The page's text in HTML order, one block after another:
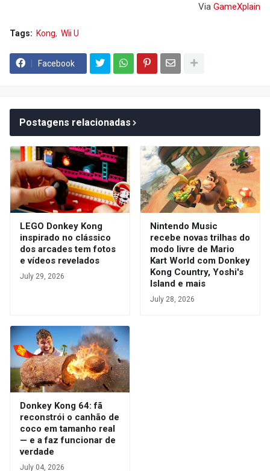
Via GameXplain
Tags: Kong Wii U
Facebook
Postagens relacionadas
LEGO Donkey Kong
inspirado no clássico
dos arcades tem fotos
e vídeos revelados
July 29, 2026
Nintendo Music
recebe novas trilhas do
modo livre de Mario
Kart World com Donkey
Kong Country, Yoshi's
Island e mais
July 28, 2026
Donkey Kong 64: fã
reconstrói o canhão de
coco em tamanho real
— e a faz funcionar de
verdade
July 04, 2026